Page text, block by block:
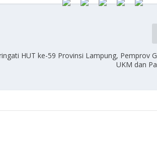
HUT ke-59 Provinsi Lampung, Pemprov
UKM dan